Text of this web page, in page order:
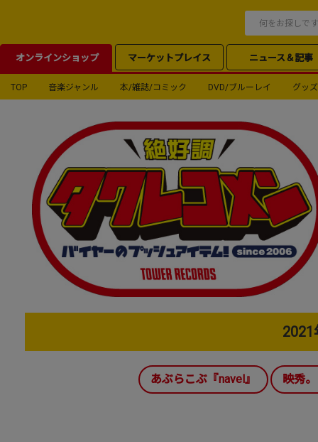
オンラインショップ マーケットプレイス ニュース＆記事
TOP 音楽ジャンル 本/雑誌/コミック DVD/ブルーレイ グッズ
2021
あぶらこぶ『navel』 映秀